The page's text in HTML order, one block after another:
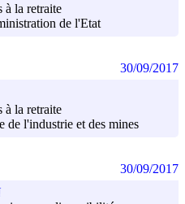
à la retraite
de l'Etat
à la retraite
de l'industrie et des mines
30/09/2017
30/09/2017